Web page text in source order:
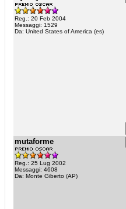
Reg.: 20 Feb 2004
Messaggi: 1529
Da: United States of America (es)
mutaforme
Reg.: 25 Lug 2002
Messaggi: 4608
Da: Monte Giberto (AP)